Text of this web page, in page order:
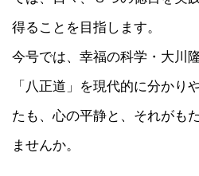
得ることを目指します。
今号では、幸福の科学・大川
「八正道」を現代的に分かり
たも、心の平静と、それがも
ませんか。